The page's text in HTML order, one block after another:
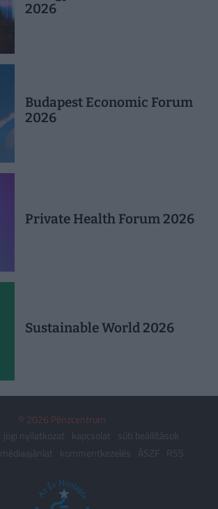
2026
Budapest Economic Forum
2026
Private Health Forum 2026
Sustainable World 2026
© 2026 Pénzcentrum
jogi nyilatkozat kapcsolat
süti beállítások
médiaajánlat kommentkezelés ÁSZF RSS